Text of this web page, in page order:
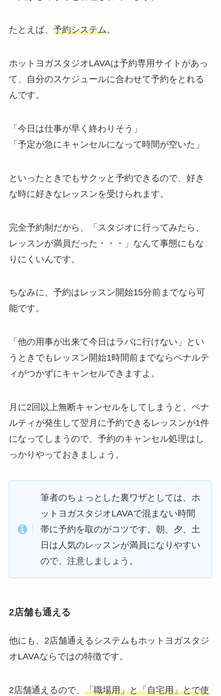
たとえば、 予約システム。
ホットヨガスタジオLAVAは予約専用サイトがあっ
て、自分のスケジュールに合わせて予約をとれる
んです。
「今日は仕事が早く終わりそう」
「予定が急にキャンセルになって時間が空いた」
といったときでもサクッと予約できるので、好き
な時に好きなレッスンを受けられます。
完全予約制だから、
「スタジオに行ってみたら、
レッスンが満員だった・・・」 なんて事態にもな
りにくいんです。
ちなみに、予約はレッスン開始15分前までなら可
能です。
「他の用事が出来て今日はラバに行けない」
とい
うときでもレッスン開始1時間前までならペナルテ
ィがつかずにキャンセルできますよ。
月に2回以上無断キャンセルをしてしまうと、ペナ
ルティが発生して翌月に予約できるレッスンが1件
になってしまうので、予約のキャンセル処理はし
っかりやっておきましょう。
筆者のちょっとした裏ワザとしては、ホ
ットヨガスタジオLAVAで混まない時間
帯に予約を取のがコツです。朝、夕、土
日は人気のレッスンが満員になりやすい
ので、注意しましょう。
2店舗も通える
他にも、2店舗通えるシステムもホットヨガスタジ
オLAVAならではの特徴です。
2店舗通えるので、 「職場用」と「自宅用」とで使